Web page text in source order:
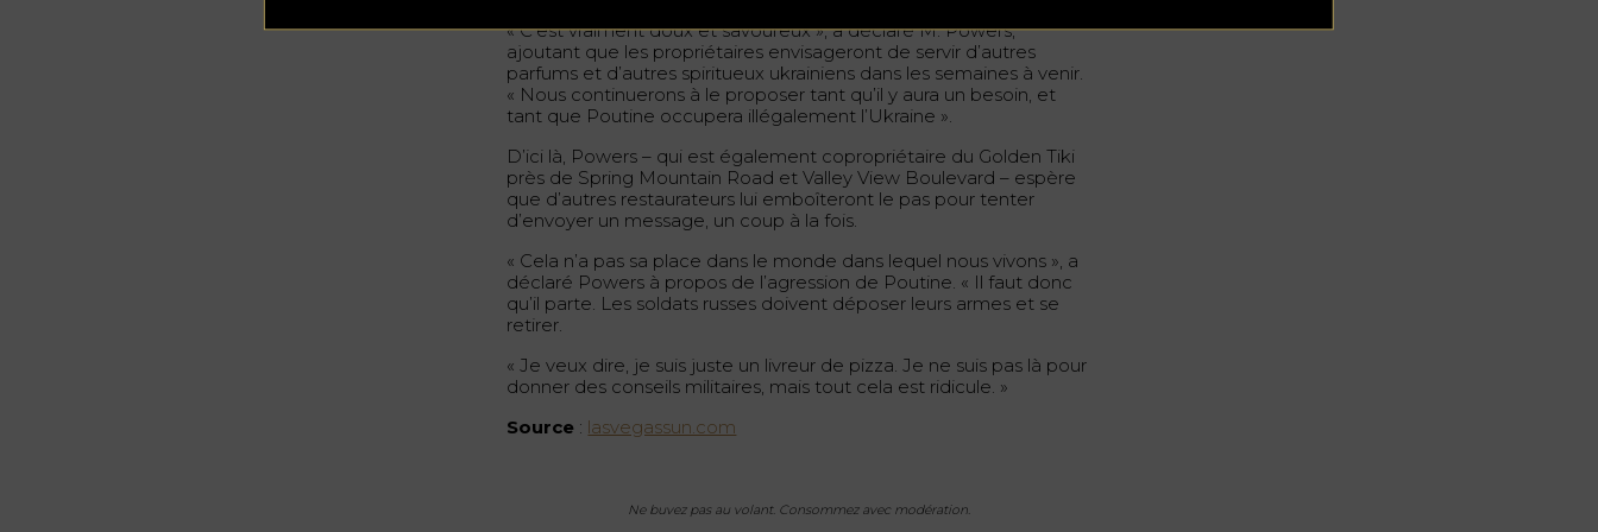
« C’est vraiment doux et savoureux », a déclaré M. Powers,
ajoutant que les propriétaires envisageront de servir d’autres
parfums et d’autres spiritueux ukrainiens dans les semaines à venir.
« Nous continuerons à le proposer tant qu’il y aura un besoin, et
tant que Poutine occupera illégalement l’Ukraine ».
D’ici là, Powers – qui est également copropriétaire du Golden Tiki
près de Spring Mountain Road et Valley View Boulevard – espère
que d’autres restaurateurs lui emboîteront le pas pour tenter
d’envoyer un message, un coup à la fois.
« Cela n’a pas sa place dans le monde dans lequel nous vivons », a
déclaré Powers à propos de l’agression de Poutine. « Il faut donc
qu’il parte. Les soldats russes doivent déposer leurs armes et se
retirer.
« Je veux dire, je suis juste un livreur de pizza. Je ne suis pas là pour
donner des conseils militaires, mais tout cela est ridicule. »
Source : lasvegassun.com
Ne buvez pas au volant. Consommez avec modération.